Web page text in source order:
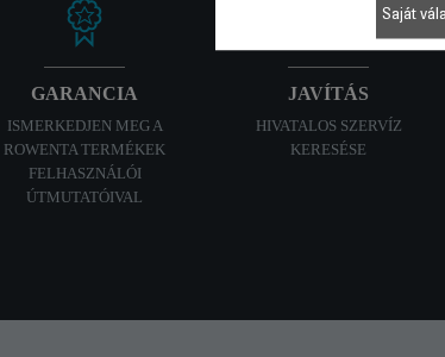
GARANCIA
ISMERKEDJEN MEG A
ROWENTA TERMÉKEK
FELHASZNÁLÓI
ÚTMUTATÓIVAL
JAVÍTÁS
HIVATALOS SZERVÍZ
KERESÉSE
Saját